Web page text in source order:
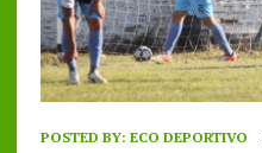
POSTED BY: ECO DEPORTIVO